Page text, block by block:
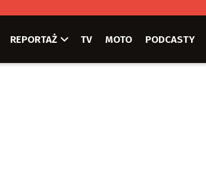
REPORTAŻ TV MOTO PODCASTY